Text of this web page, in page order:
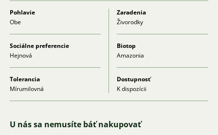
Pohlavie
Obe
Zaradenia
Živorodky
Sociálne preferencie
Hejnová
Biotop
Amazonia
Tolerancia
Mírumilovná
Dostupnosť
K dispozícii
U nás sa nemusíte báť nakupovať